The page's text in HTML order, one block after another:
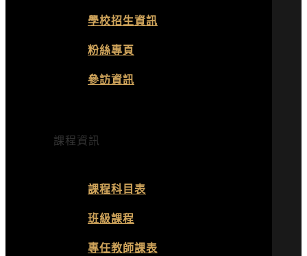
學校招生資訊
粉絲專頁
參訪資訊
課程資訊
課程科目表
班級課程
專任教師課表